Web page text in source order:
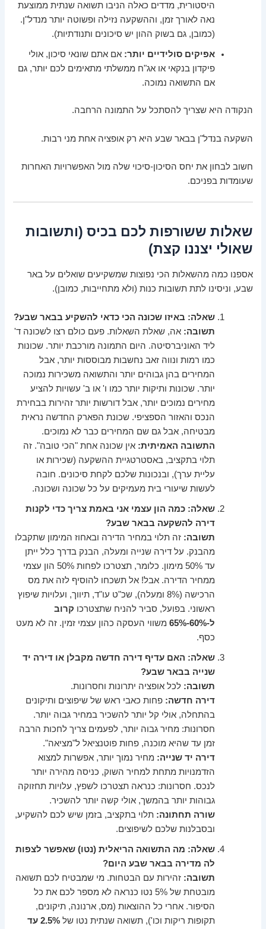
היסטורית, מדדים כאלה הניבו תשואה שנתית ממוצעת
נאה לאורך זמן, וההשקעה נזילה ופשוטה יותר מנדל"ן.
(כמובן, גם בשוק ההון יש סיכונים ותנודתיות).
אפיקים סולידיים יותר: אם אתם שונאי סיכון, אולי
פיקדון בנקאי או אג"ח ממשלתי מתאימים לכם יותר, גם
אם התשואה נמוכה.
הנקודה היא שצריך להסתכל על התמונה הרחבה.
השקעה בנדל"ן בבאר שבע היא רק אופציה אחת מני רבות.
חשוב לבחון את יחס הסיכון-סיכוי שלה מול האפשרויות האחרות
שעומדות בפניכם.
שאלות ששורפות לכם בכיס (ותשובות
שאולי יצננו קצת)
אספנו כמה מהשאלות הכי נפוצות שמשקיעים שואלים על באר
שבע, וניסינו לתת תשובות כנות (ולא מתחייבות, כמובן).
שאלה: באיזו שכונה הכי כדאי להשקיע בבאר שבע?
תשובה: אה, שאלת השאלות. פעם כולם רצו לשכונה ד'
ליד האוניברסיטה. היום התמונה מורכבת יותר. שכונות
כמו רמות ונווה זאב נחשבות מבוססות יותר, אבל
המחירים בהן גבוהים יותר והתשואה משכירות נמוכה
יותר. שכונות ותיקות יותר כמו ו' או ב' עשויות להציע
מחירים נמוכים יותר, אבל דורשות יותר זהירות בבחירת
הנכס והאזור הספציפי. שכונת הפארק החדשה נראית
מבטיחה, אבל גם שם המחירים כבר לא נמוכים.
התשובה האמיתית: אין שכונה אחת "הכי טובה". זה
תלוי בתקציב, באסטרטגיית ההשקעה (שכירות או
עליית ערך), ובנכונות שלכם לקחת סיכונים. חובה
לעשות שיעורי בית מעמיקים על כל שכונה ושכונה.
שאלה: כמה הון עצמי אני באמת צריך כדי לקנות
דירה להשקעה בבאר שבע?
תשובה: זה תלוי במחיר הדירה ובאחוז המימון שתקבלו
מהבנק. על דירה שנייה ומעלה, הבנק בדרך כלל ייתן
עד 50% מימון. כלומר, תצטרכו לפחות 50% הון עצמי
ממחיר הדירה. אבל! אל תשכחו להוסיף לזה את מס
הרכישה (8% ומעלה), שכ"ט עו"ד, תיווך, ועלויות שיפוץ
ראשוני. בפועל, סביר להניח שתצטרכו קרוב
ל-60%-65%
משווי העסקה כהון עצמי זמין. זה לא מעט
כסף.
שאלה: האם עדיף דירה חדשה מקבלן או דירה יד
שנייה בבאר שבע?
תשובה: לכל אופציה יתרונות וחסרונות.
דירה חדשה: פחות כאבי ראש של שיפוצים ותיקונים
בהתחלה, אולי קל יותר להשכיר במחיר גבוה יותר.
חסרונות: מחיר גבוה יותר, לפעמים צריך לחכות הרבה
זמן עד שהיא מוכנה, פחות פוטנציאל ל"מציאה".
דירה יד שנייה: מחיר נמוך יותר, אפשרות למצוא
הזדמנויות מתחת למחיר השוק, כניסה מהירה יותר
לנכס. חסרונות: כנראה תצטרכו לשפץ, עלויות תחזוקה
גבוהות יותר בהמשך, אולי קשה יותר להשכיר.
שורה תחתונה: תלוי בתקציב, בזמן שיש לכם להשקיע,
ובסבלנות שלכם לשיפוצים.
שאלה: מה התשואה הריאלית (נטו) שאפשר לצפות
לה מדירה בבאר שבע היום?
תשובה: זהירות עם הבטחות. מי שמבטיח לכם תשואה
מובטחת של 5% נטו כנראה לא מספר לכם את כל
הסיפור. אחרי כל ההוצאות (מס, ארנונה, תיקונים,
תקופות ריקות וכו'), תשואה שנתית נטו של
2.5% עד